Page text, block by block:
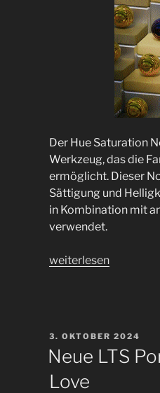
Der Hue Saturation
Werkzeug, das die
ermöglicht. Dieser
Sättigung und
in Kombination mit
verwendet.
„Hue
Node)
mit
Blender“
weiterlesen
VERÖFFENTLICHT
3. OKTOBER 2024
Neue LTS
Love